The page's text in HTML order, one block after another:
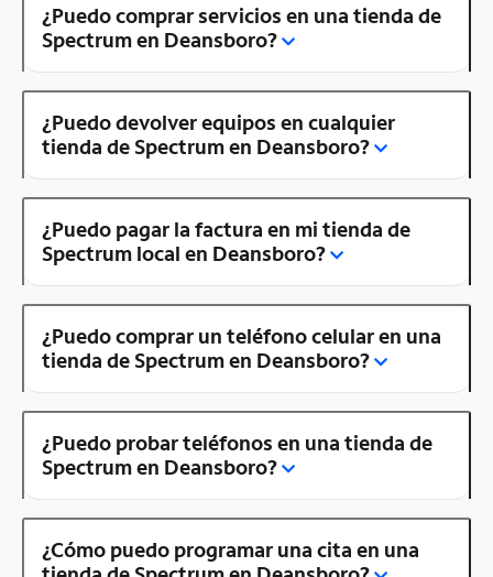
¿Puedo comprar servicios en una tienda de
Spectrum en Deansboro?
¿Puedo devolver equipos en cualquier
tienda de Spectrum en Deansboro?
¿Puedo pagar la factura en mi tienda de
Spectrum local en Deansboro?
¿Puedo comprar un teléfono celular en una
tienda de Spectrum en Deansboro?
¿Puedo probar teléfonos en una tienda de
Spectrum en Deansboro?
¿Cómo puedo programar una cita en una